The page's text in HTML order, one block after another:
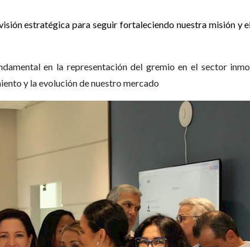
estratégica para seguir fortaleciendo nuestra misión y
en la representación del gremio en el sector
y la evolución de nuestro mercado